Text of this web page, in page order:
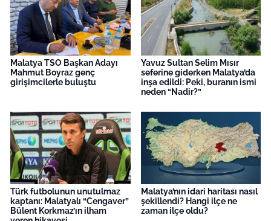
Malatya TSO Başkan Adayı
Mahmut Boyraz genç
girişimcilerle buluştu
Yavuz Sultan Selim Mısır
seferine giderken Malatya’da
inşa edildi: Peki, buranın ismi
neden “Nadir?”
Türk futbolunun unutulmaz
kaptanı: Malatyalı “Cengaver”
Bülent Korkmaz’ın ilham
Malatya’nın idari haritası nasıl
şekillendi? Hangi ilçe ne
zaman ilçe oldu?